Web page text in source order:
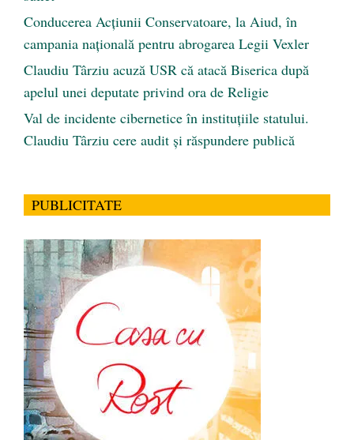
Conducerea Acțiunii Conservatoare, la Aiud, în
campania națională pentru abrogarea Legii Vexler
Claudiu Târziu acuză USR că atacă Biserica după
apelul unei deputate privind ora de Religie
Val de incidente cibernetice în instituțiile statului.
Claudiu Târziu cere audit și răspundere publică
PUBLICITATE